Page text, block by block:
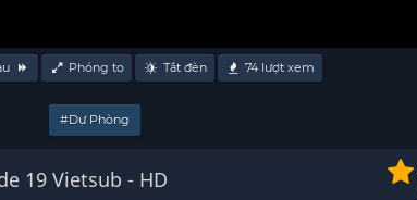
Phóng to Tắt đèn 74lượt xem
#Dự Phòng
19 Vietsub - HD